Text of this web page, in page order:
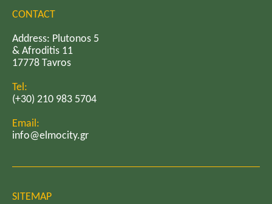
CONTACT
Address: Plutonos 5
& Afroditis 11
17778 Tavros
Tel:
(+30) 210 983 5704
Email:
info@elmocity.gr
SITEMAP